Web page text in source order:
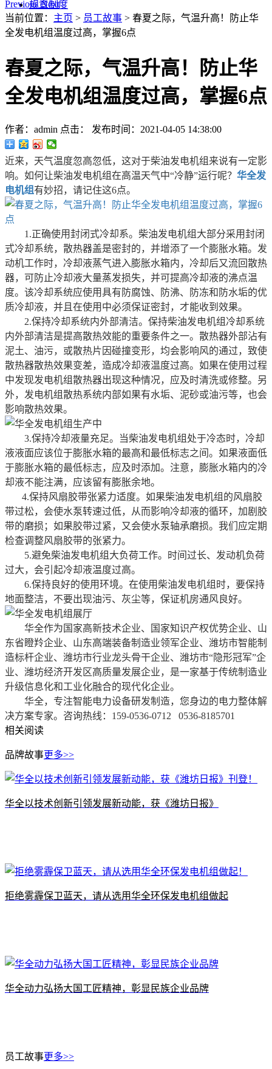
规章制度
Previous Next
当前位置： 主页 > 员工故事 > 春夏之际，气温升高！防止华
全发电机组温度过高，掌握6点
春夏之际，气温升高！防止华
全发电机组温度过高，掌握6点
作者：admin 点击： 发布时间：2021-04-05 14:38:00
近来，天气温度忽高忽低，这对于柴油发电机组来说有一定影
响。如何让柴油发电机组在高温天气中“冷静”运行呢？ 华全发
电机组有妙招，请记住这6点。
1.正确使用封闭式冷却系。柴油发电机组大部分采用封闭
式冷却系统，散热器盖是密封的，并增添了一个膨胀水箱。发
动机工作时，冷却液蒸气进入膨胀水箱内，冷却后又流回散热
器，可防止冷却液大量蒸发损失，并可提高冷却液的沸点温
度。该冷却系统应使用具有防腐蚀、防沸、防冻和防水垢的优
质冷却液，并且在使用中必须保证密封，才能收到效果。
2.保持冷却系统内外部清洁。保持柴油发电机组冷却系统
内外部清洁是提高散热效能的重要条件之一。散热器外部沾有
泥土、油污，或散热片因碰撞变形，均会影响风的通过，致使
散热器散热效果变差，造成冷却液温度过高。如果在使用过程
中发现发电机组散热器出现这种情况，应及时清洗或修整。另
外，发电机组散热系统内部如果有水垢、泥砂或油污等，也会
影响散热效果。
3.保持冷却液量充足。当柴油发电机组处于冷态时，冷却
液液面应该位于膨胀水箱的最高和最低标志之间。如果液面低
于膨胀水箱的最低标志，应及时添加。注意，膨胀水箱内的冷
却液不能注满，应该留有膨胀余地。
4.保持风扇胶带张紧力适度。如果柴油发电机组的风扇胶
带过松，会使水泵转速过低，从而影响冷却液的循环，加剧胶
带的磨损；如果胶带过紧，又会使水泵轴承磨损。我们应定期
检查调整风扇胶带的张紧力。
5.避免柴油发电机组大负荷工作。时间过长、发动机负荷
过大，会引起冷却液温度过高。
6.保持良好的使用环境。在使用柴油发电机组时，要保持
地面整洁，不要出现油污、灰尘等，保证机房通风良好。
华全作为国家高新技术企业、国家知识产权优势企业、山
东省瞪羚企业、山东高端装备制造业领军企业、潍坊市智能制
造标杆企业、潍坊市行业龙头骨干企业、潍坊市“隐形冠军”企
业、潍坊经济开发区高质量发展企业，是一家基于传统制造业
升级信息化和工业化融合的现代化企业。
华全，专注智能电力设备研发制造，您身边的电力整体解
决方案专家。咨询热线：159-0536-0712 0536-8185701
相关阅读
品牌故事更多>>
​华全以技术创新引领发展新动能，获《潍坊日报》
拒绝雾霾保卫蓝天，请从选用华全环保发电机组做起
华全动力弘扬大国工匠精神，彰显民族企业品牌
员工故事更多>>